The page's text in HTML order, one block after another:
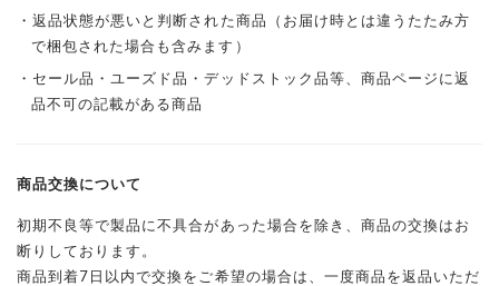
返品状態が悪いと判断された商品（お届け時とは違うたたみ方
で梱包された場合も含みます）
セール品・ユーズド品・デッドストック品等、商品ページに返
品不可の記載がある商品
商品交換について
初期不良等で製品に不具合があった場合を除き、商品の交換はお
断りしております。
商品到着7日以内で交換をご希望の場合は、一度商品を返品いただ